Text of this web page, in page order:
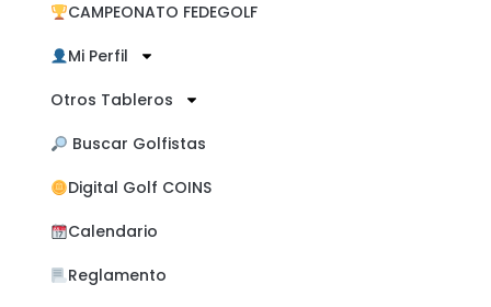
CAMPEONATO FEDEGOLF
Mi Perfil
Otros Tableros
​ Buscar Golfistas
Digital Golf COINS
Calendario
Reglamento